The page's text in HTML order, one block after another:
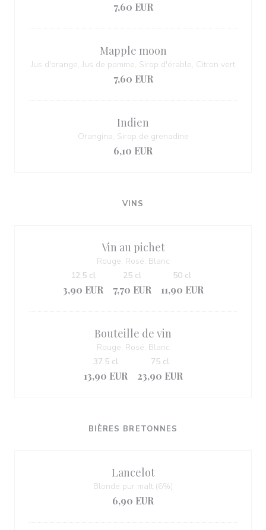
7,60 EUR
Mapple moon
Jus d'orange, Jus de pomme, Sirop d'érable, Citron vert
7,60 EUR
Indien
Orangina, Sirop de grenadine
6,10 EUR
VINS
Vin au pichet
Rouge, Rosé, Blanc
3,90 EUR
12,5 cl
7,70 EUR
25 cl
11,90 EUR
50 cl
Bouteille de vin
Rouge, Rosé, Blanc
13,90 EUR
37.5 cl
23,90 EUR
75 cl
BIÈRES BRETONNES
Lancelot
Blonde pur malt (6%)
6,90 EUR